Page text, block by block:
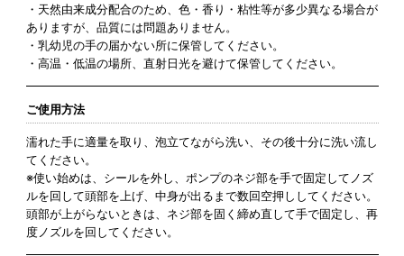
・天然由来成分配合のため、色・香り・粘性等が多少異なる場合が
ありますが、品質には問題ありません。
・乳幼児の手の届かない所に保管してください。
・高温・低温の場所、直射日光を避けて保管してください。
ご使用方法
濡れた手に適量を取り、泡立てながら洗い、その後十分に洗い流し
てください。
※使い始めは、シールを外し、ポンプのネジ部を手で固定してノズ
ルを回して頭部を上げ、中身が出るまで数回空押ししてください。
頭部が上がらないときは、ネジ部を固く締め直して手で固定し、再
度ノズルを回してください。